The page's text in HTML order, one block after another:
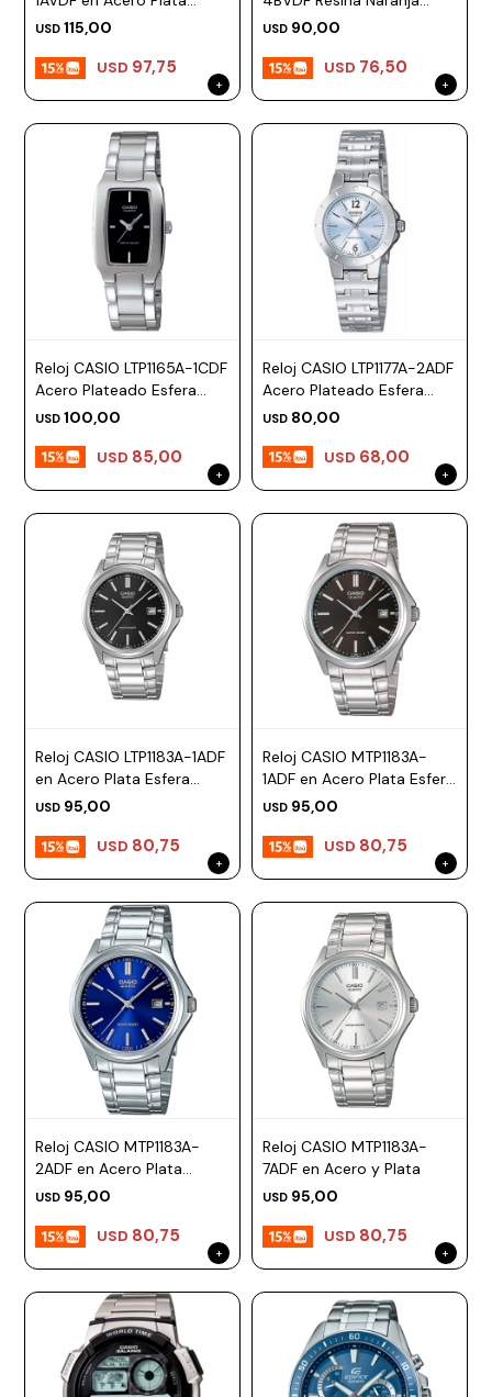
Esfera 34mm
USD 115,00
USD 97,75
Esfera 43mm
USD 90,00
USD 76,50
Reloj CASIO LTP1165A-1CDF
Acero Plateado Esfera
21mm
USD 100,00
USD 85,00
Reloj CASIO LTP1177A-2ADF
Acero Plateado Esfera
25mm
USD 80,00
USD 68,00
Reloj CASIO LTP1183A-1ADF
en Acero Plata Esfera
32mm
USD 95,00
USD 80,75
Reloj CASIO MTP1183A-
1ADF en Acero Plata Esfera
42mm
USD 95,00
USD 80,75
Reloj CASIO MTP1183A-
2ADF en Acero Plata
Esfera 38mm
USD 95,00
USD 80,75
Reloj CASIO MTP1183A-
7ADF en Acero y Plata
USD 95,00
USD 80,75
Prune
Mistral
Camelbak